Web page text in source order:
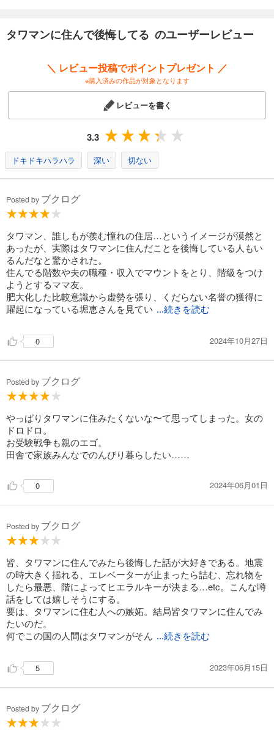
です。本シリーズでは、思いもよらない出来事を経験したり、困難に直
面したりと、ままならない日々を生きる人物の姿を、他人事ではなく
らぬ誰かの日常であると同時に、いつか自分にも起こるかもしれない日
常の物語を、ぜひお楽しみください。
タワマンに住んで後悔してる のユーザーレビュー
＼ レビュー投稿でポイントプレゼント ／
※購入済みの作品が対象となります
レビューを書く
3.3
ドキドキハラハラ 深い 切ない
Posted by ブクログ
タワマン、誰しもが羨む憧れの住居…というイメージが漠然と
あったが、実際はタワマンに住んだことを後悔している人もい
るんだなと驚かされた。
住んでる階数や夫の職種・収入でマウントをとり、階級をつけ
ようとするママ友。
肥大化した比較意識から虚勢を張り、くだらない名誉の獲得に
躍起になっている堀恵さんを見てい ...続きを読む
0 2024年10月27日
Posted by ブクログ
やっぱりタワマンに住みたくないな〜て思ってしまった。女の
ドロドロ。
お受験戦争も親のエゴ。
田舎で家族みんなでのんびり暮らしたい……
0 2024年06月01日
Posted by ブクログ
皆、タワマンに住んでみたら後悔した話が大好きである。地震
の時大きく揺れる、エレベーターが止まったら詰む、忘れ物を
したら最悪、階によってヒエラルキーが決まる…etc。こんな噂
話をしては嬉しそうにする。
要は、タワマンに住む人への嫉妬。結局皆タワマンに住んでみ
たいのだ。
何でこの国の人間はタワマンがそん ...続きを読む
5 2023年06月15日
Posted by ブクログ